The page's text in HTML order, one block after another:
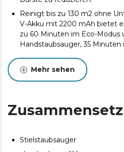
Reinigt bis zu 130 m2 ohne
V-Akku mit 2200 mAh bietet
zu 60 Minuten im Eco-Modus
Handstaubsauger, 35
dem motorisierten Fuß
50 Minuten, 30 im Medium-
Modus. Es wird empfohlen,
verwenden und ihn bei
Er passt die Leistung
Verschmutzungsgrad an und
Mehr sehen
Stielstaubsauger